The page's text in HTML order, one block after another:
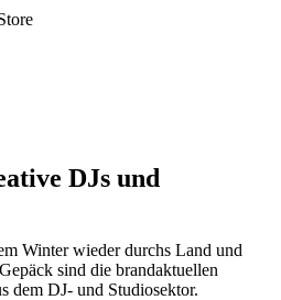
DJs und
Winter wieder durchs Land und
sind die brandaktuellen
dem DJ- und Studiosektor.